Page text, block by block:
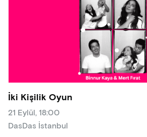
İki Kişilik Oyun
21 Eylül, 18:00
DasDas İstanbul